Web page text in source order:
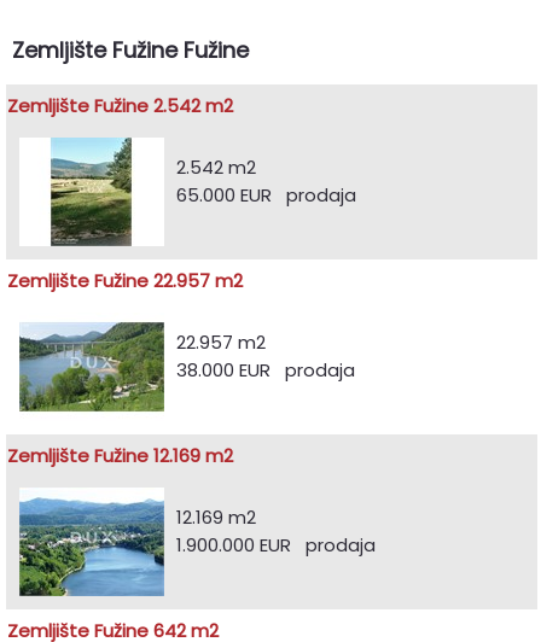
Zemljište Fužine Fužine
Zemljište Fužine 2.542 m2
2.542 m2
65.000 EUR prodaja
Zemljište Fužine 22.957 m2
22.957 m2
38.000 EUR prodaja
Zemljište Fužine 12.169 m2
12.169 m2
1.900.000 EUR prodaja
Zemljište Fužine 642 m2